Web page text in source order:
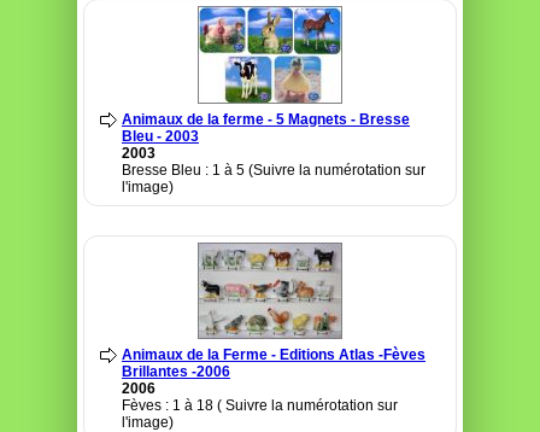
Animaux de la ferme - 5 Magnets - Bresse
Bleu - 2003
2003
Bresse Bleu : 1 à 5 (Suivre la numérotation sur
l'image)
Animaux de la Ferme - Editions Atlas -Fèves
Brillantes -2006
2006
Fèves : 1 à 18 ( Suivre la numérotation sur
l'image)